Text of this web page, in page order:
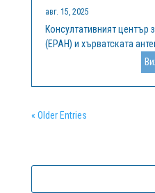
авг. 15, 2025
Консултативният център
(EPAH) и хърватската
организират второ
2025 г., което ще се
септември.
« Older Entries